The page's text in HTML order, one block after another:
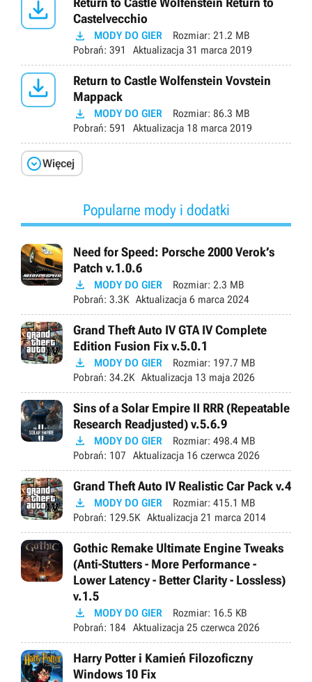

Castelvecchio
 MODY DO GIER Rozmiar: 21.2 MB
Pobrań: 391 Aktualizacja 31 marca 2019

Return to Castle Wolfenstein Vovstein
Mappack
 MODY DO GIER Rozmiar: 86.3 MB
Pobrań: 591 Aktualizacja 18 marca 2019
Więcej
Popularne mody i dodatki
Need for Speed: Porsche 2000 Verok’s
Patch v.1.0.6
 MODY DO GIER Rozmiar: 2.3 MB
Pobrań: 3.3K Aktualizacja 6 marca 2024
Grand Theft Auto IV GTA IV Complete
Edition Fusion Fix v.5.0.1
 MODY DO GIER Rozmiar: 197.7 MB
Pobrań: 34.2K Aktualizacja 13 maja 2026
Sins of a Solar Empire II RRR (Repeatable
Research Readjusted) v.5.6.9
 MODY DO GIER Rozmiar: 498.4 MB
Pobrań: 107 Aktualizacja 16 czerwca 2026
Grand Theft Auto IV Realistic Car Pack v.4
 MODY DO GIER Rozmiar: 415.1 MB
Pobrań: 129.5K Aktualizacja 21 marca 2014
Gothic Remake Ultimate Engine Tweaks
(Anti-Stutters - More Performance -
Lower Latency - Better Clarity - Lossless)
v.1.5
 MODY DO GIER Rozmiar: 16.5 KB
Pobrań: 184 Aktualizacja 25 czerwca 2026
Harry Potter i Kamień Filozoficzny
Windows 10 Fix